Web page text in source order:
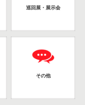
巡回展・展示会
その他